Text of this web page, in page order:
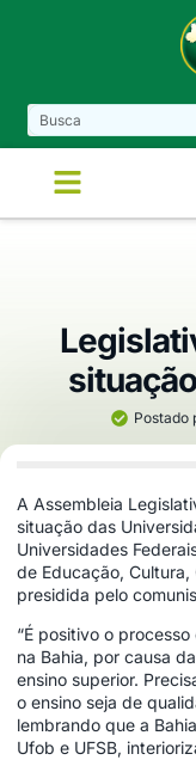
Postado
A Assembleia
situação das
Universidades
de Educação, Cultura,
presidida pelo
“É positivo o
na Bahia, por causa
ensino superior.
o ensino seja de
lembrando que a
Ufob e UFSB,